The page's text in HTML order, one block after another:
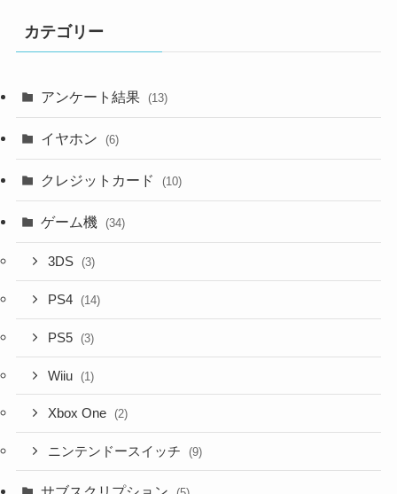
カテゴリー
アンケート結果 (13)
イヤホン (6)
クレジットカード (10)
ゲーム機 (34)
3DS (3)
PS4 (14)
PS5 (3)
Wiiu (1)
Xbox One (2)
ニンテンドースイッチ (9)